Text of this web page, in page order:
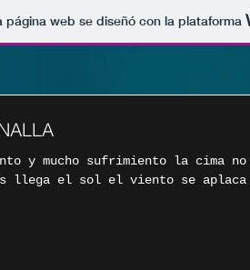
página web se diseñó con la plataforma
y mucho sufrimiento la cima
llega el sol el viento se